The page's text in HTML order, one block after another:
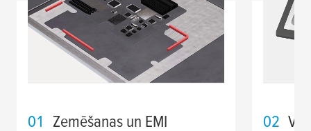
01
Zemēšanas un EMI
02